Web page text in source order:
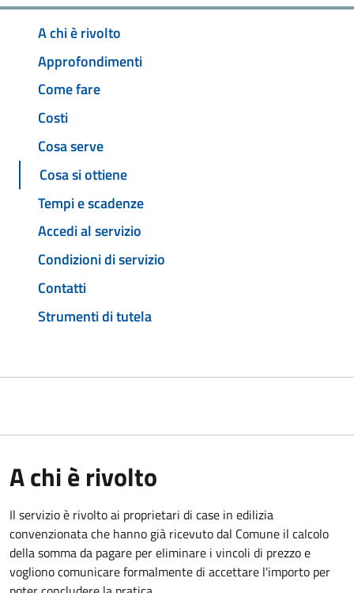
A chi è rivolto
Approfondimenti
Come fare
Costi
Cosa serve
Cosa si ottiene
Tempi e scadenze
Accedi al servizio
Condizioni di servizio
Contatti
Strumenti di tutela
A chi è rivolto
Il servizio è rivolto ai proprietari di case in edilizia
convenzionata che hanno già ricevuto dal Comune il calcolo
della somma da pagare per eliminare i vincoli di prezzo e
vogliono comunicare formalmente di accettare l'importo per